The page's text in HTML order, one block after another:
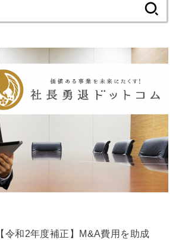
【令和2年度補正】M&A費用を助成